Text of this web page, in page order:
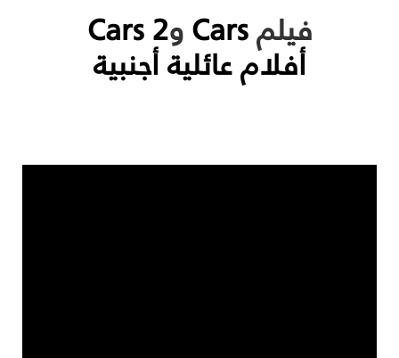
فيلمCarsوCars 2
أفلام عائلية أجنبية